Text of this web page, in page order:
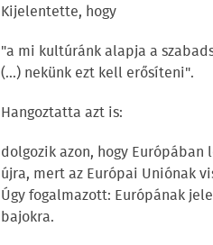
Kijelentette, hogy
"a mi kultúránk alapja a
(...) nekünk ezt kell erősíteni".
Hangoztatta azt is:
dolgozik azon, hogy
újra, mert az Európai Uniónak
Úgy fogalmazott: Európának
bajokra.